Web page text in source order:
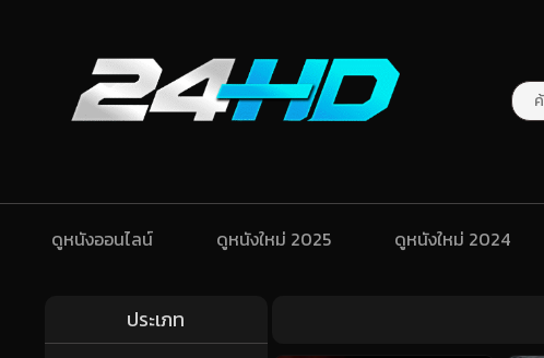
ดูหนังออนไลน์ ดูหนังใหม่ 2025 ดูหนังใหม่ 2024
ประเภท